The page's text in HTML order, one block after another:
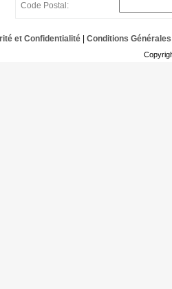
Code Postal:
et Confidentialité| Conditions Générales